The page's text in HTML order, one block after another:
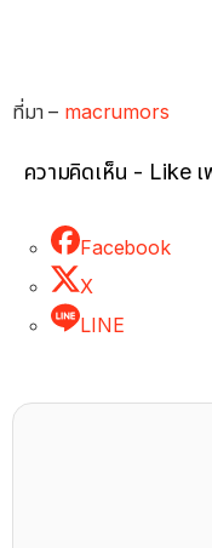
ที่มา – macrumors
ความคิดเห็น - Like
Facebook
X
LINE